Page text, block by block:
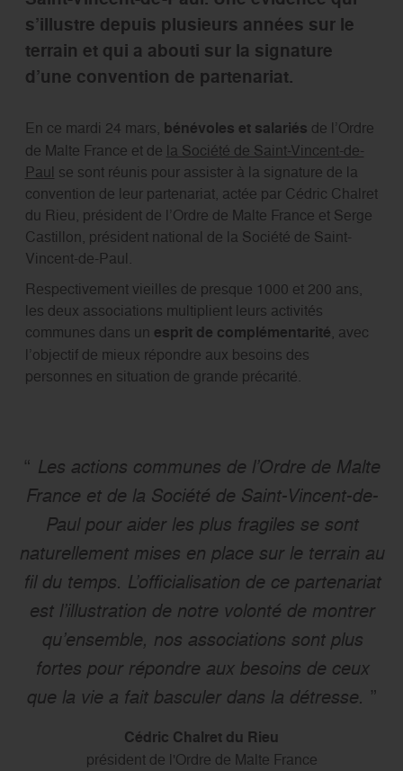
s’illustre depuis plusieurs années sur le
terrain et qui a abouti sur la signature
d’une convention de partenariat.
En ce mardi 24 mars, bénévoles et salariés de l’Ordre
de Malte France et de la Société de Saint-Vincent-de-
Paul se sont réunis pour assister à la signature de la
convention de leur partenariat, actée par Cédric Chalret
du Rieu, président de l’Ordre de Malte France et Serge
Castillon, président national de la Société de Saint-
Vincent-de-Paul.
Respectivement vieilles de presque 1000 et 200 ans,
les deux associations multiplient leurs activités
communes dans un esprit de complémentarité, avec
l’objectif de mieux répondre aux besoins des
personnes en situation de grande précarité.
Les actions communes de l’Ordre de Malte
France et de la Société de Saint-Vincent-de-
Paul pour aider les plus fragiles se sont
naturellement mises en place sur le terrain au
fil du temps. L’officialisation de ce partenariat
est l’illustration de notre volonté de montrer
qu’ensemble, nos associations sont plus
fortes pour répondre aux besoins de ceux
que la vie a fait basculer dans la détresse.
Cédric Chalret du Rieu
président de l'Ordre de Malte France